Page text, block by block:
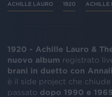
ACHILLE LAURO 1920 ACHILLE
1920 - Achille Lauro &
nuovo album registrato
brani in duetto con
è il side project che
passato dopo 1990 e